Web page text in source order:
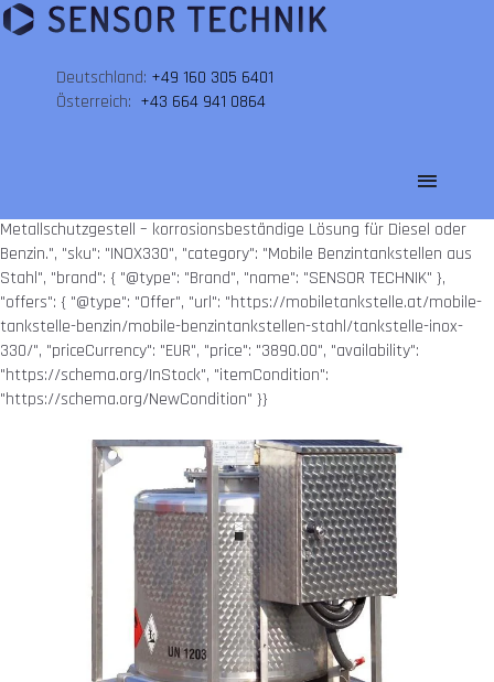
Deutschland: +49 160 305 6401
Österreich: +43 664 941 0864
"https://mobiletankstelle.at/images/inox_330_tankanlage_aus_edelst
Metallschutzgestell – korrosionsbeständige Lösung für Diesel oder
Benzin.", "sku": "INOX330", "category": "Mobile Benzintankstellen aus
Stahl", "brand": { "@type": "Brand", "name": "SENSOR TECHNIK" },
"offers": { "@type": "Offer", "url": "https://mobiletankstelle.at/mobile-
tankstelle-benzin/mobile-benzintankstellen-stahl/tankstelle-inox-
330/", "priceCurrency": "EUR", "price": "3890.00", "availability":
"https://schema.org/InStock", "itemCondition":
"https://schema.org/NewCondition" }}